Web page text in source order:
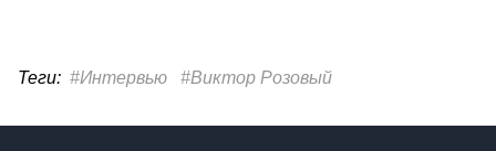
Теги: #Интервью #Виктор Розовый